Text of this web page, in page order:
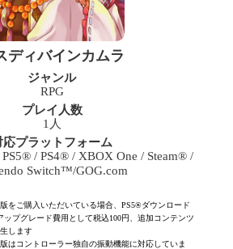
ディバインカムラ
ジャンル
RPG
プレイ人数
1人
応プラットフォーム
/ PS4® / XBOX One / Steam® /
Switch™/GOG.com
をご購入いただいている場合、PS5®ダウンロード
ップグレード費用として税込100円、追加コンテンツ
します
はコントローラー独自の振動機能に対応していま